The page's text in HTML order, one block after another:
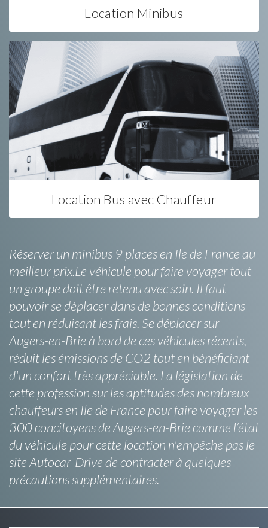
Location Minibus
Location Bus avec Chauffeur
Réserver un minibus 9 places en Ile de France au
meilleur prix.Le véhicule pour faire voyager tout
un groupe doit être retenu avec soin. Il faut
pouvoir se déplacer dans de bonnes conditions
tout en réduisant les frais. Se déplacer sur
Augers-en-Brie à bord de ces véhicules récents,
réduit les émissions de CO2 tout en bénéficiant
d'un confort très appréciable. La législation de
cette profession sur les aptitudes des nombreux
chauffeurs en Ile de France pour faire voyager les
300 concitoyens de Augers-en-Brie comme l’état
du véhicule pour cette location n'empêche pas le
site Autocar-Drive de contracter à quelques
précautions supplémentaires.